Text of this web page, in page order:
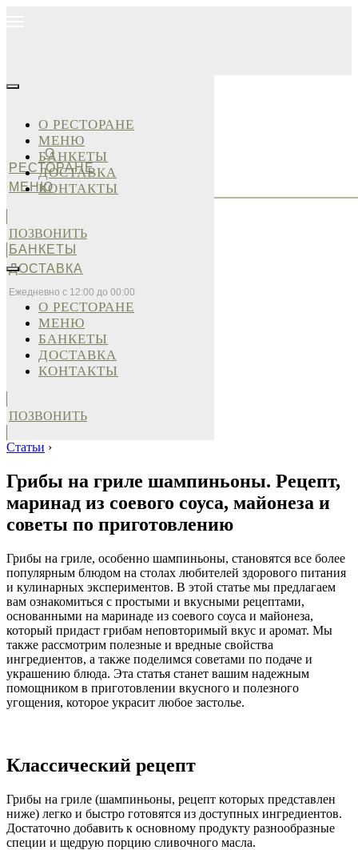
О
РЕСТОРАНЕ
МЕНЮ
БАНКЕТЫ
ДОСТАВКА
Ежедневно с 12:00 до 00:00
О РЕСТОРАНЕ
МЕНЮ
БАНКЕТЫ
ДОСТАВКА
КОНТАКТЫ
ПОЗВОНИТЬ
О РЕСТОРАНЕ
МЕНЮ
БАНКЕТЫ
ДОСТАВКА
КОНТАКТЫ
ПОЗВОНИТЬ
Статьи ›
Грибы на гриле шампиньоны. Рецепт,
маринад из соевого соуса, майонеза и
советы по приготовлению
Грибы на гриле, особенно шампиньоны, становятся все более
популярным блюдом на столах любителей здорового питания
и кулинарных экспериментов. В этой статье мы предлагаем
вам ознакомиться с простыми и вкусными рецептами,
основанными на маринаде из соевого соуса и майонеза,
который придаст грибам неповторимый вкус и аромат. Мы
также рассмотрим полезные и вредные свойства
ингредиентов, а также поделимся советами по подаче и
украшению блюда. Эта статья станет вашим надежным
помощником в приготовлении вкусного и полезного
угощения, которое украсит любое застолье.
Классический рецепт
Грибы на гриле (шампиньоны, рецепт которых представлен
ниже) легко и быстро готовятся из доступных ингредиентов.
Достаточно добавить к основному продукту разнообразные
специи и щедрую порцию сливочного масла.